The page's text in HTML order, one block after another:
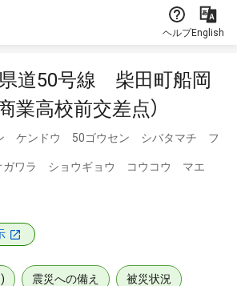
ヘルプEnglish
県道50号線 柴田町船岡
業高校前交差点）
ケンドウ 50ゴウセン シバタマチ フ
ワラ ショウギョウ コウコウ マエ
震災への備え 被災状況